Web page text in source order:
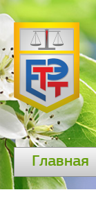
Главная